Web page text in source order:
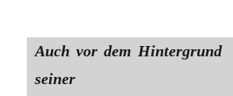
Auch vor dem Hintergrund
seiner